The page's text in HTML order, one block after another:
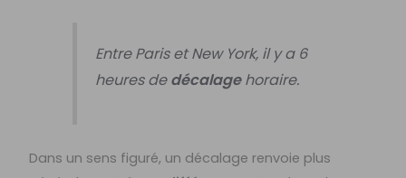
Entre Paris et New York, il y a 6
heures dedécalagehoraire.
Dans un sens figuré, un décalage renvoie plus